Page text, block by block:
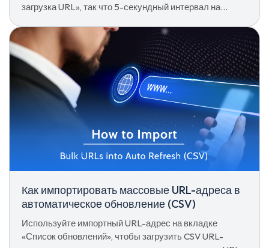
загрузка URL», так что 5-секундный интервал на
Как импортировать массовые URL-адреса в
автоматическое обновление (CSV)
Используйте импортный URL-адрес на вкладке
«Список обновлений», чтобы загрузить CSV URL-